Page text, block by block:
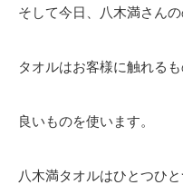
そして今日、八木満さん
タオルはお客様に触れる
良いものを使います。
八木満タオルはひとつひ